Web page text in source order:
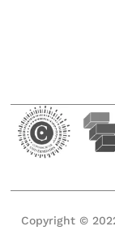
Copyright ©